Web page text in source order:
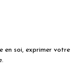
soi, exprimer